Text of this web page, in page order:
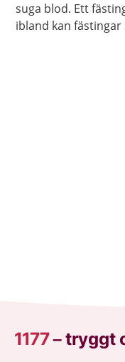
suga blod. Ett
ibland kan
1177–tryggt